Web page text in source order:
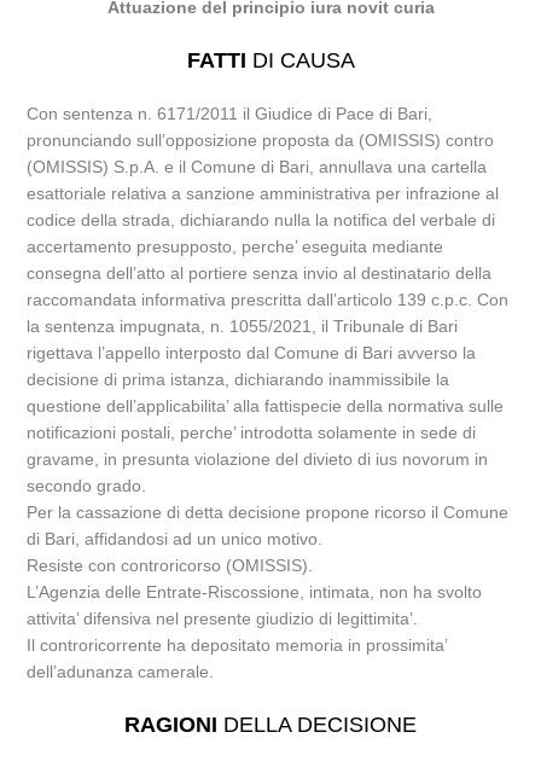
Attuazione del principio iura novit curia
FATTI DI CAUSA
Con sentenza n. 6171/2011 il Giudice di Pace di Bari,
pronunciando sull’opposizione proposta da (OMISSIS) contro
(OMISSIS) S.p.A. e il Comune di Bari, annullava una cartella
esattoriale relativa a sanzione amministrativa per infrazione al
codice della strada, dichiarando nulla la notifica del verbale di
accertamento presupposto, perche’ eseguita mediante
consegna dell’atto al portiere senza invio al destinatario della
raccomandata informativa prescritta dall’articolo 139 c.p.c. Con
la sentenza impugnata, n. 1055/2021, il Tribunale di Bari
rigettava l’appello interposto dal Comune di Bari avverso la
decisione di prima istanza, dichiarando inammissibile la
questione dell’applicabilita’ alla fattispecie della normativa sulle
notificazioni postali, perche’ introdotta solamente in sede di
gravame, in presunta violazione del divieto di ius novorum in
secondo grado.
Per la cassazione di detta decisione propone ricorso il Comune
di Bari, affidandosi ad un unico motivo.
Resiste con controricorso (OMISSIS).
L’Agenzia delle Entrate-Riscossione, intimata, non ha svolto
attivita’ difensiva nel presente giudizio di legittimita’.
Il controricorrente ha depositato memoria in prossimita’
dell’adunanza camerale.
RAGIONI DELLA DECISIONE